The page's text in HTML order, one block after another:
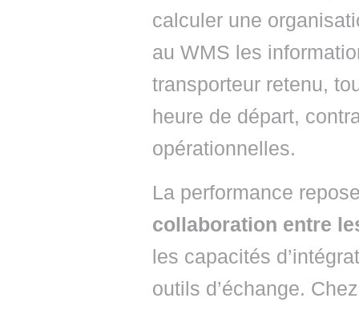
calculer une
au WMS les
transporteur retenu,
heure de départ,
opérationnelles.
La performance
collaboration entre
les capacités
outils d’échange.